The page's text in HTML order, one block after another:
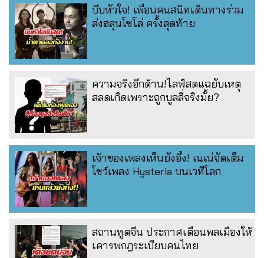
บีบหัวใจ! เพื่อนคนสนิทเดินทางร่วม
ส่งฮลุนโซโล่ ครั้งสุดท้าย
ความจริงอีกด้าน!ไลฟ์สดแฉยับเหตุ
สลดเกิดเพราะถูกบูลลี่จริงมั้ย?
เจ้าของเพลงเห็นยังอึ้ง! เนเน่จัดเต็ม
โชว์เพลง Hysteria บนเวทีโลก
สถานทูตจีน ประกาศเตือนพลเมืองให้
เคารพกฎระเบียบคนไทย